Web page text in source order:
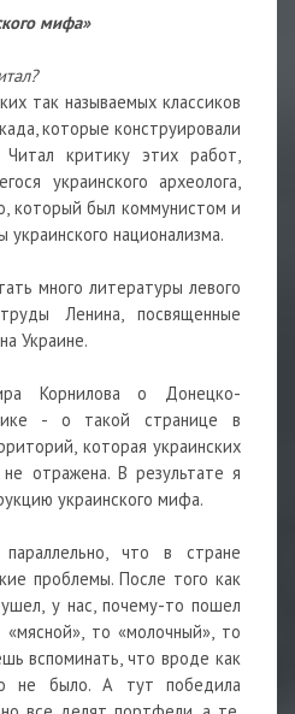
мифа»
так называемых классиков
которые конструировали
критику этих работ,
украинского археолога,
который был коммунистом и
национализма.
много литературы левого
Ленина, посвященные
Украине.
Корнилова о Донецко-
- о такой странице в
которая украинских
отражена. В результате я
украинского мифа.
что в стране
проблемы. После того как
у нас, почему-то пошел
то «молочный», то
вспоминать, что вроде как
не было. А тут победила